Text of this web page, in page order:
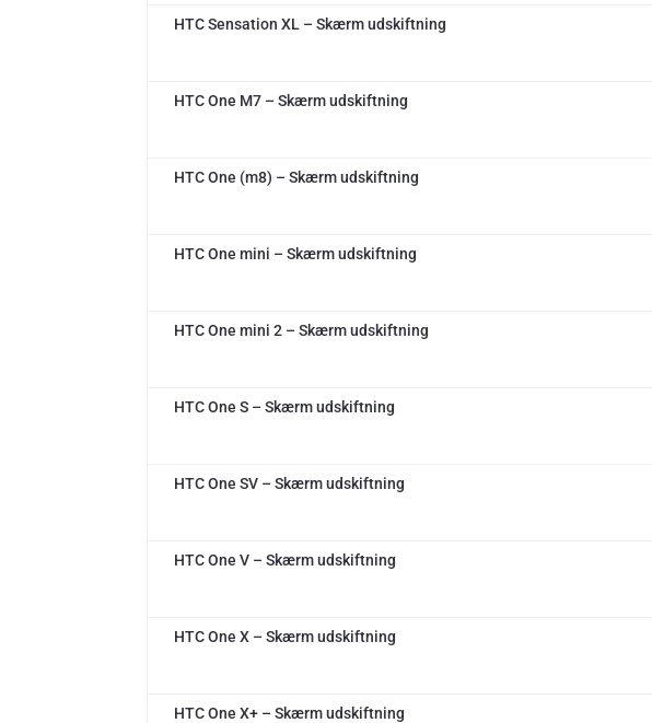
HTC Sensation XL – Skærm udskiftning
HTC One M7 – Skærm udskiftning
HTC One (m8) – Skærm udskiftning
HTC One mini – Skærm udskiftning
HTC One mini 2 – Skærm udskiftning
HTC One S – Skærm udskiftning
HTC One SV – Skærm udskiftning
HTC One V – Skærm udskiftning
HTC One X – Skærm udskiftning
HTC One X+ – Skærm udskiftning